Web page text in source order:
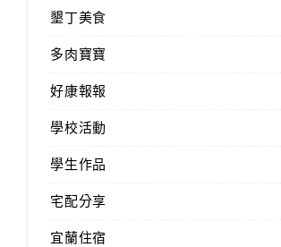
墾丁美食
多肉寶寶
好康報報
學校活動
學生作品
宅配分享
宜蘭住宿